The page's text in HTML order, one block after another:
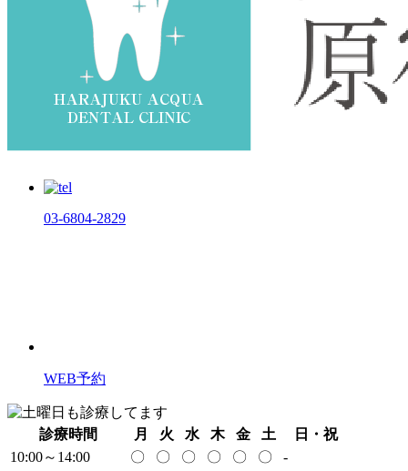
03-6804-2829
WEB予約
診療時間 月 火 水 木 金 土
日・祝
10:00～14:00
〇 〇 〇 〇 〇 〇
-